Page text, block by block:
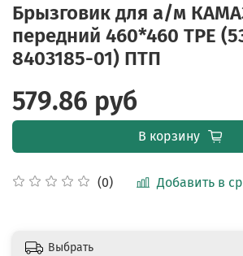
Брызговик для а/м
передний 460*460 TPE
8403185-01) ПТП
(0) Добавить в
579.86 руб
В корзину
Выбрать